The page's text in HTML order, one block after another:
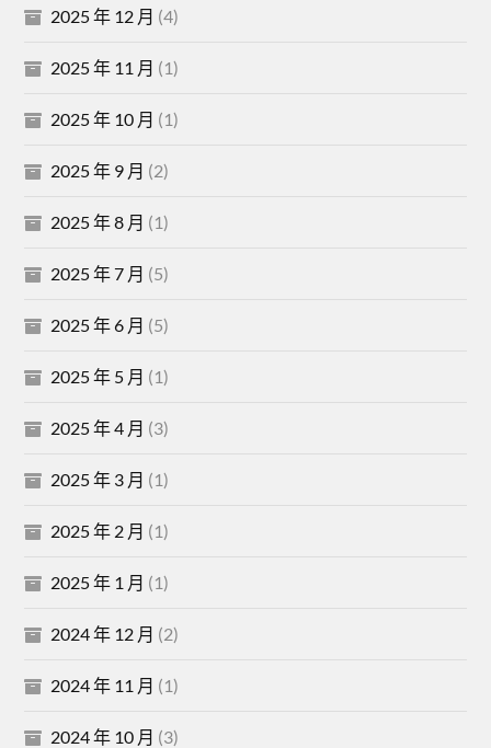
2025 年 12 月 (4)
2025 年 11 月 (1)
2025 年 10 月 (1)
2025 年 9 月 (2)
2025 年 8 月 (1)
2025 年 7 月 (5)
2025 年 6 月 (5)
2025 年 5 月 (1)
2025 年 4 月 (3)
2025 年 3 月 (1)
2025 年 2 月 (1)
2025 年 1 月 (1)
2024 年 12 月 (2)
2024 年 11 月 (1)
2024 年 10 月 (3)